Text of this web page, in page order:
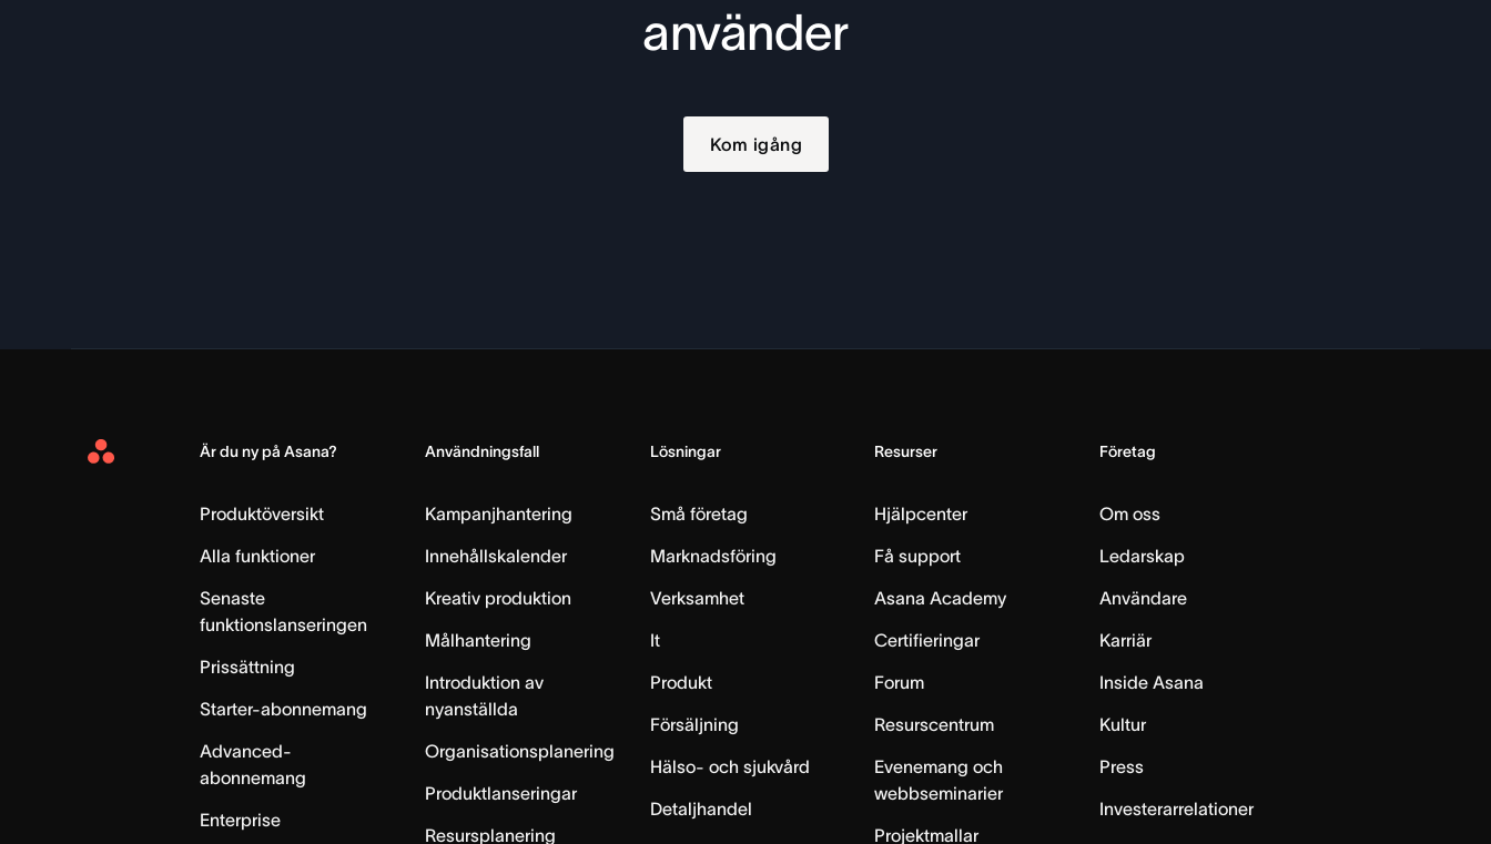
använder
Kom igång
Asana
Är du ny på Asana?
Produktöversikt
Alla funktioner
Senaste
funktionslanseringen
Prissättning
Starter-abonnemang
Advanced-
abonnemang
Enterprise
Användningsfall
Kampanjhantering
Innehållskalender
Kreativ produktion
Målhantering
Introduktion av
nyanställda
Organisationsplanering
Produktlanseringar
Resursplanering
Lösningar
Små företag
Marknadsföring
Verksamhet
It
Produkt
Försäljning
Hälso- och sjukvård
Detaljhandel
Resurser
Hjälpcenter
Få support
Asana Academy
Certifieringar
Forum
Resurscentrum
Evenemang och
webbseminarier
Projektmallar
Företag
Om oss
Ledarskap
Användare
Karriär
Inside Asana
Kultur
Press
Investerarrelationer